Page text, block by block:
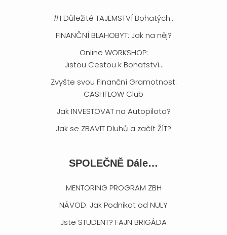
#1 Důležité TAJEMSTVÍ Bohatých…
FINANČNÍ BLAHOBYT: Jak na něj?
Online WORKSHOP:
Jistou Cestou k Bohatství…
Zvyšte svou Finanční Gramotnost:
CASHFLOW Club
Jak INVESTOVAT na Autopilota?
Jak se ZBAVIT Dluhů a začít ŽÍT?
SPOLEČNĚ Dále…
MENTORING PROGRAM ZBH
NÁVOD: Jak Podnikat od NULY
Jste STUDENT? FAJN BRIGÁDA